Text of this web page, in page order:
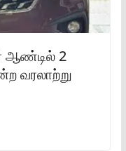
ஆண்டில் 2
வரலாற்று